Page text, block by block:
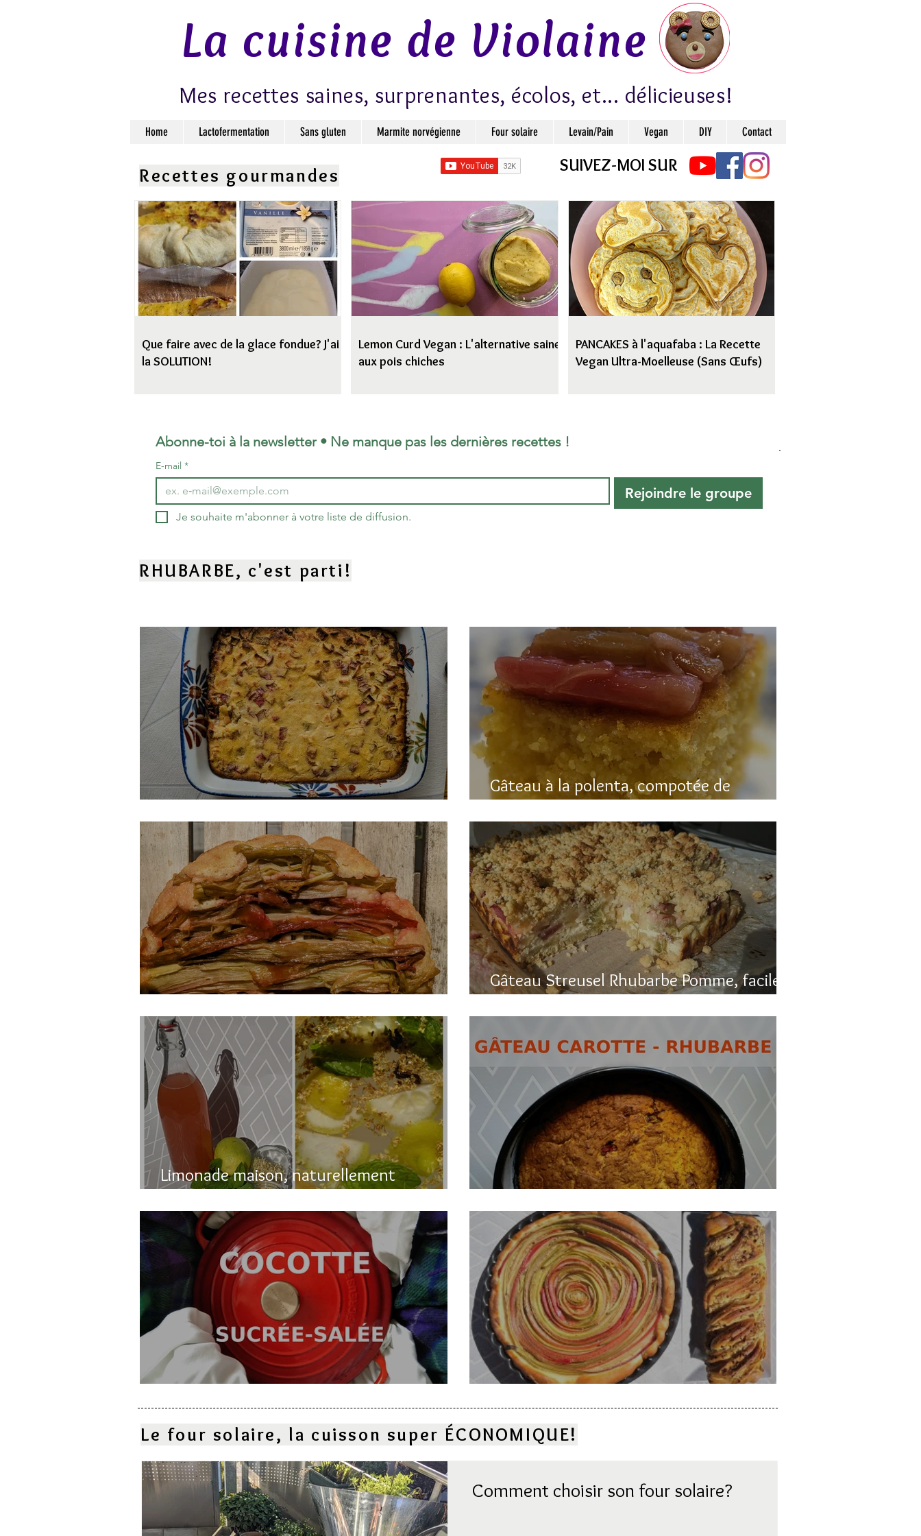
La cuisine de Violaine
Mes recettes saines, surprenantes, écolos, et... délicieuses!
Home Lactofermentation Sans gluten Marmite norvégienne Four solaire Levain/Pain Vegan DIY Contact
Recettes gourmandes SUIVEZ-MOI SUR
Que faire avec de la glace fondue? J'ai
la SOLUTION!
Lemon Curd Vegan : L'alternative saine
aux pois chiches
PANCAKES à l'aquafaba : La Recette
Vegan Ultra-Moelleuse (Sans Œufs)
Abonne-toi à la newsletter • Ne manque pas les dernières recettes !
E-mail *
Rejoindre le groupe
Je souhaite m'abonner à votre liste de diffusion.
RHUBARBE, c'est parti!
Gâteau suisse à la rhubarbe (avec polenta)
Gâteau à la polenta, compotée de
rhubarbe (sans gluten)
Gâteau renversé à la rhubarbe
Gâteau Streusel Rhubarbe Pomme, facile
et hyper bon!
Limonade maison, naturellement
pétillante!!!
Gâteau printanier, carotte et rhubarbe
Cocotte sucrée-salée Deux gâteaux à la rhubarbe
Comment choisir son four solaire?
Le four solaire, la cuisson super ÉCONOMIQUE!